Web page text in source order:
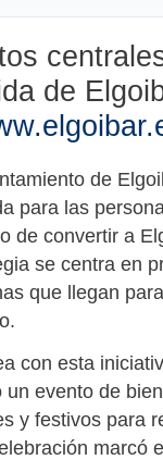
de
de
para las
de convertir a
se centra en
que llegan
con esta
un evento de
y festivos para
marcó